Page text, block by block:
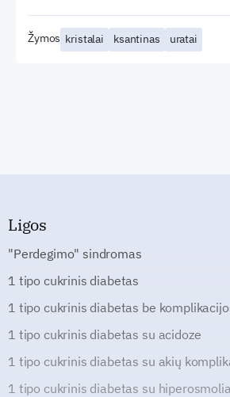
Žymos kristalai ksantinas uratai
Ligos
"Perdegimo" sindromas
1 tipo cukrinis diabetas
1 tipo cukrinis diabetas be
1 tipo cukrinis diabetas su acidoze
1 tipo cukrinis diabetas su akių
1 tipo cukrinis diabetas su